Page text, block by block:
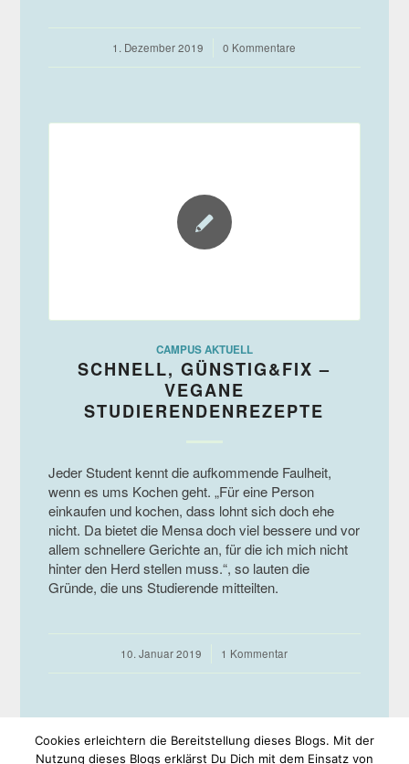
1. Dezember 2019
/ 0 Kommentare
CAMPUS AKTUELL
SCHNELL, GÜNSTIG&FIX –
VEGANE
STUDIERENDENREZEPTE
Jeder Student kennt die aufkommende Faulheit,
wenn es ums Kochen geht. „Für eine Person
einkaufen und kochen, dass lohnt sich doch ehe
nicht. Da bietet die Mensa doch viel bessere und vor
allem schnellere Gerichte an, für die ich mich nicht
hinter den Herd stellen muss.“, so lauten die
Gründe, die uns Studierende mitteilten.
10. Januar 2019
/ 1 Kommentar
Cookies erleichtern die Bereitstellung dieses Blogs. Mit der
Nutzung dieses Blogs erklärst Du Dich mit dem Einsatz von